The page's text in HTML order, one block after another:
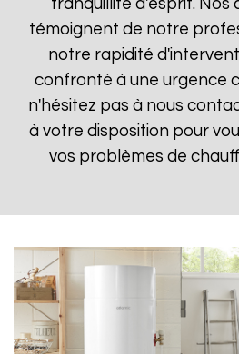
tranquillité d'esprit. Nos
témoignent de notre
notre rapidité
confronté à une urgence
n'hésitez pas à nous
à votre disposition pour
vos problèmes de